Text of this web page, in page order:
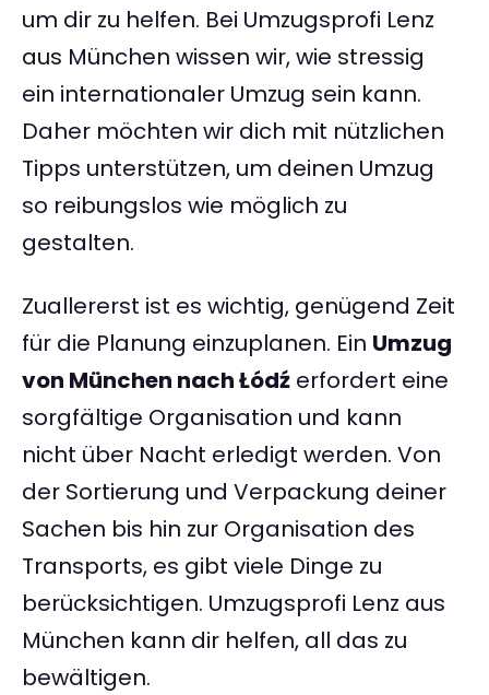
um dir zu helfen. Bei Umzugsprofi Lenz
aus München wissen wir, wie stressig
ein internationaler Umzug sein kann.
Daher möchten wir dich mit nützlichen
Tipps unterstützen, um deinen Umzug
so reibungslos wie möglich zu
gestalten.
Zuallererst ist es wichtig, genügend Zeit
für die Planung einzuplanen. Ein Umzug
von München nach Łódź erfordert eine
sorgfältige Organisation und kann
nicht über Nacht erledigt werden. Von
der Sortierung und Verpackung deiner
Sachen bis hin zur Organisation des
Transports, es gibt viele Dinge zu
berücksichtigen. Umzugsprofi Lenz aus
München kann dir helfen, all das zu
bewältigen.